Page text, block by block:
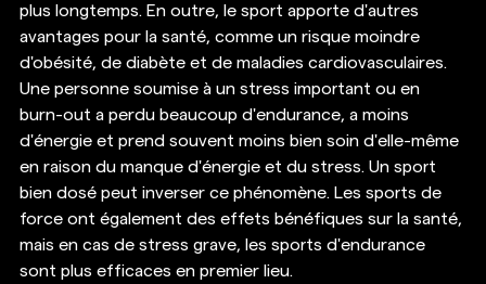
plus longtemps. En outre, le sport apporte d'autres
avantages pour la santé, comme un risque moindre
d'obésité, de diabète et de maladies cardiovasculaires.
Une personne soumise à un stress important ou en
burn-out a perdu beaucoup d'endurance, a moins
d'énergie et prend souvent moins bien soin d'elle-même
en raison du manque d'énergie et du stress. Un sport
bien dosé peut inverser ce phénomène. Les sports de
force ont également des effets bénéfiques sur la santé,
mais en cas de stress grave, les sports d'endurance
sont plus efficaces en premier lieu.